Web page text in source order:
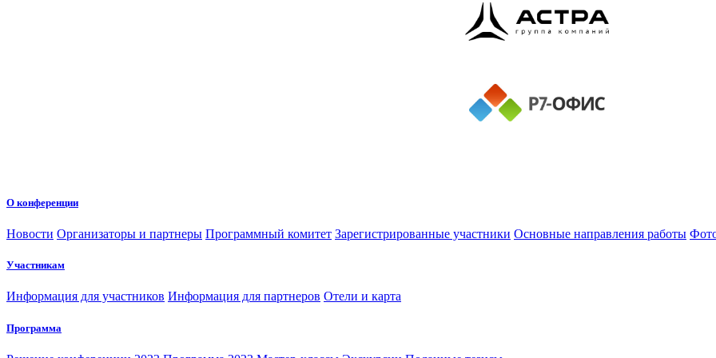
О конференции
Новости Организаторы и партнеры Программный комитет Зарегистрированные участники Основные направления работы
Участникам
Информация для участников Информация для партнеров Отели и карта
Программа